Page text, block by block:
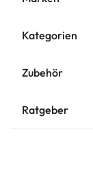
Kategorien
Zubehör
Ratgeber